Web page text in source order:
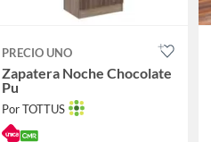
PRECIO UNO
Zapatera Noche Chocolate
Pu
Por TOTTUS